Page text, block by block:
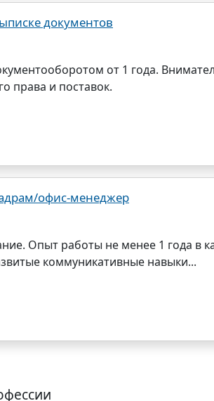
документов
от 1 года.
права и поставок.
офис-менеджер
Опыт работы не менее 1 года в
коммуникативные навыки...